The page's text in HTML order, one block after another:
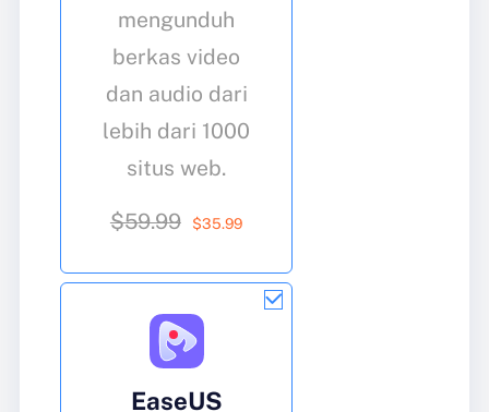
mengunduh
berkas video
dan audio dari
lebih dari 1000
situs web.
$59.99 $35.99
EaseUS